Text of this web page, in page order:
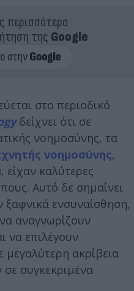
περισσότερο
της Google
στο περιοδικό
δείχνει ότι σε
νοημοσύνης, τα
νοημοσύνης,
καλύτερες
Αυτό δε σημαίνει
ενσυναίσθηση,
αναγνωρίζουν
να επιλέγουν
μεγαλύτερη ακρίβεια
σε συγκεκριμένα